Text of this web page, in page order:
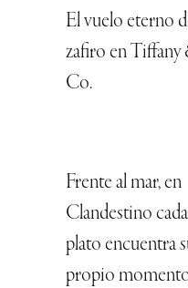
El vuelo eterno
zafiro en Tiffany
Co.
Frente al mar, en
Clandestino cada
plato encuentra
propio